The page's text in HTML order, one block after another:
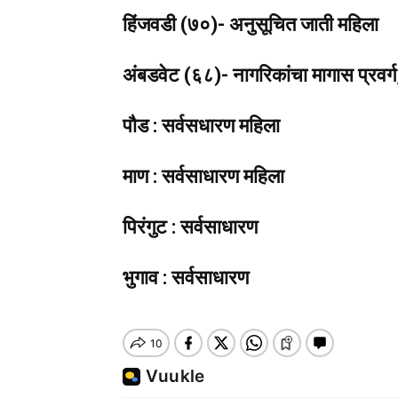
हिंजवडी (७०)- अनुसूचित जाती महिला
अंबडवेट (६८)- नागरिकांचा मागास
पौड : सर्वसधारण महिला
माण : सर्वसाधारण महिला
पिरंगुट : सर्वसाधारण
भुगाव : सर्वसाधारण